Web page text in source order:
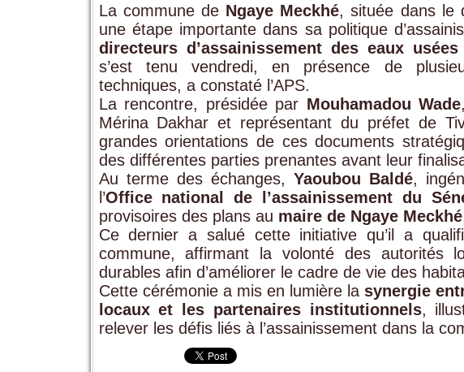
La commune de Ngaye Meckhé, située dans le
une étape importante dans sa politique
directeurs d’assainissement des eaux
s’est tenu vendredi, en présence de
techniques, a constaté l’APS.
La rencontre, présidée par Mouhamadou Wade
Mérina Dakhar et représentant du préfet de
grandes orientations de ces documents
des différentes parties prenantes avant leur
Au terme des échanges, Yaoubou Baldé,
l’Office national de l’assainissement du
provisoires des plans au maire de Ngaye Meckhé
Ce dernier a salué cette initiative qu’il a
commune, affirmant la volonté des autorités
durables afin d’améliorer le cadre de vie des
Cette cérémonie a mis en lumière la synergie
locaux et les partenaires institutionnels,
relever les défis liés à l’assainissement dans la